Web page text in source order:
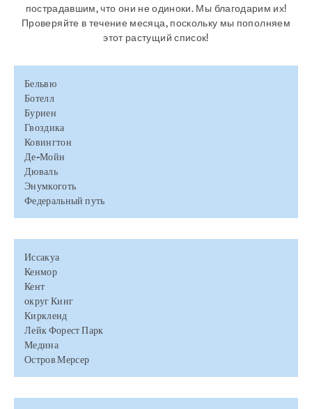
пострадавшим, что они не одиноки. Мы благодарим их!
Проверяйте в течение месяца, поскольку мы пополняем
этот растущий список!
Бельвю
Ботелл
Буриен
Гвоздика
Ковингтон
Де-Мойн
Дюваль
Энумкоготь
Федеральный путь
Иссакуа
Кенмор
Кент
округ Кинг
Киркленд
Лейк Форест Парк
Медина
Остров Мерсер